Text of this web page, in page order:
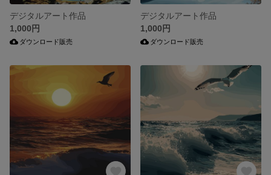
デジタルアート作品
1,000円
ダウンロード販売
デジタルアート作品
1,000円
ダウンロード販売